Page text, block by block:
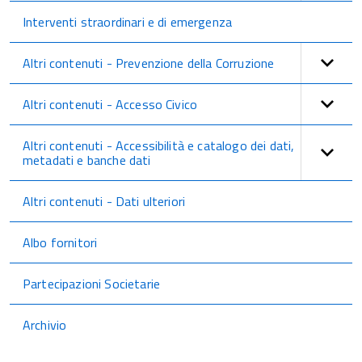
Interventi straordinari e di emergenza
Altri contenuti - Prevenzione della Corruzione
Altri contenuti - Accesso Civico
Altri contenuti - Accessibilità e catalogo dei dati,
metadati e banche dati
Altri contenuti - Dati ulteriori
Albo fornitori
Partecipazioni Societarie
Archivio